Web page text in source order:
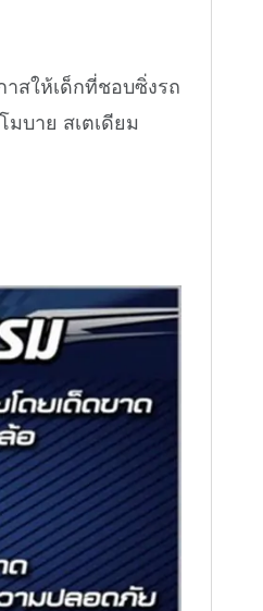
สให้เด็กที่ชอบซิ่งรถ
บาย สเตเดียม